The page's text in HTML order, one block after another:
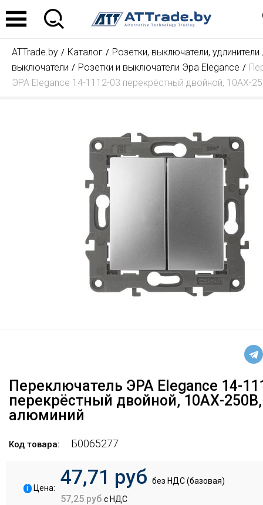
ATTrade.by Каталог
Розетки, выключатели, удлинители
выключатели
Розетки и выключатели Эра Elegance
ЭРА Elegance 14-1112-03 перекрёстный двойной, 10АХ-
Переключатель ЭРА Elegance 14-
перекрёстный двойной, 10АХ-250В,
алюминий
Код товара: Б0065277
i Цена: 47,71 руб без НДС (базовая)
57,25 руб с НДС